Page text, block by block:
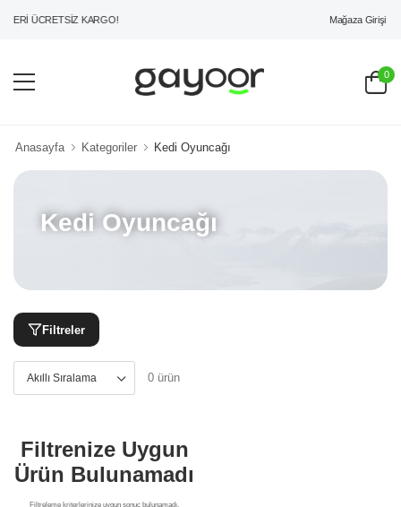
ÜCRETSİZ KARGO! Mağaza Girişi
0
Anasayfa Kategoriler Kedi Oyuncağı
Kedi Oyuncağı
Filtreler
0 ürün